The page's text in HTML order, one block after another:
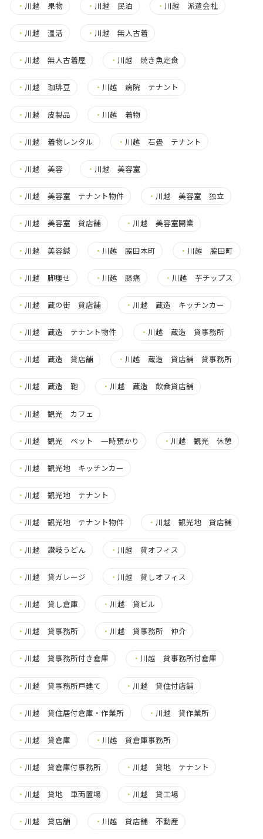
・ 川越 果物 ・ 川越 民泊 ・ 川越 派遣会社
・ 川越 温活 ・ 川越 無人古着
・ 川越 無人古着屋 ・ 川越 焼き魚定食
・ 川越 珈琲豆 ・ 川越 病院 テナント
・ 川越 皮製品 ・ 川越 着物
・ 川越 着物レンタル ・ 川越 石畳 テナント
・ 川越 美容 ・ 川越 美容室
・ 川越 美容室 テナント物件 ・ 川越 美容室 独立
・ 川越 美容室 貸店舗 ・ 川越 美容室開業
・ 川越 美容鍼 ・ 川越 脇田本町 ・ 川越 脇田町
・ 川越 脚痩せ ・ 川越 膝痛 ・ 川越 芋チップス
・ 川越 蔵の街 貸店舗 ・ 川越 蔵造 キッチンカー
・ 川越 蔵造 テナント物件 ・ 川越 蔵造 貸事務所
・ 川越 蔵造 貸店舗 ・ 川越 蔵造 貸店舗 貸事務所
・ 川越 蔵造 鞄 ・ 川越 蔵造 飲食貸店舗
・ 川越 観光 カフェ
・ 川越 観光 ペット 一時預かり ・ 川越 観光 休憩
・ 川越 観光地 キッチンカー
・ 川越 観光地 テナント
・ 川越 観光地 テナント物件 ・ 川越 観光地 貸店舗
・ 川越 讃岐うどん ・ 川越 貸オフィス
・ 川越 貸ガレージ ・ 川越 貸しオフィス
・ 川越 貸し倉庫 ・ 川越 貸ビル
・ 川越 貸事務所 ・ 川越 貸事務所 仲介
・ 川越 貸事務所付き倉庫 ・ 川越 貸事務所付倉庫
・ 川越 貸事務所戸建て ・ 川越 貸住付店舗
・ 川越 貸住居付倉庫・作業所 ・ 川越 貸作業所
・ 川越 貸倉庫 ・ 川越 貸倉庫事務所
・ 川越 貸倉庫付事務所 ・ 川越 貸地 テナント
・ 川越 貸地 車両置場 ・ 川越 貸工場
・ 川越 貸店舗 ・ 川越 貸店舗 不動産